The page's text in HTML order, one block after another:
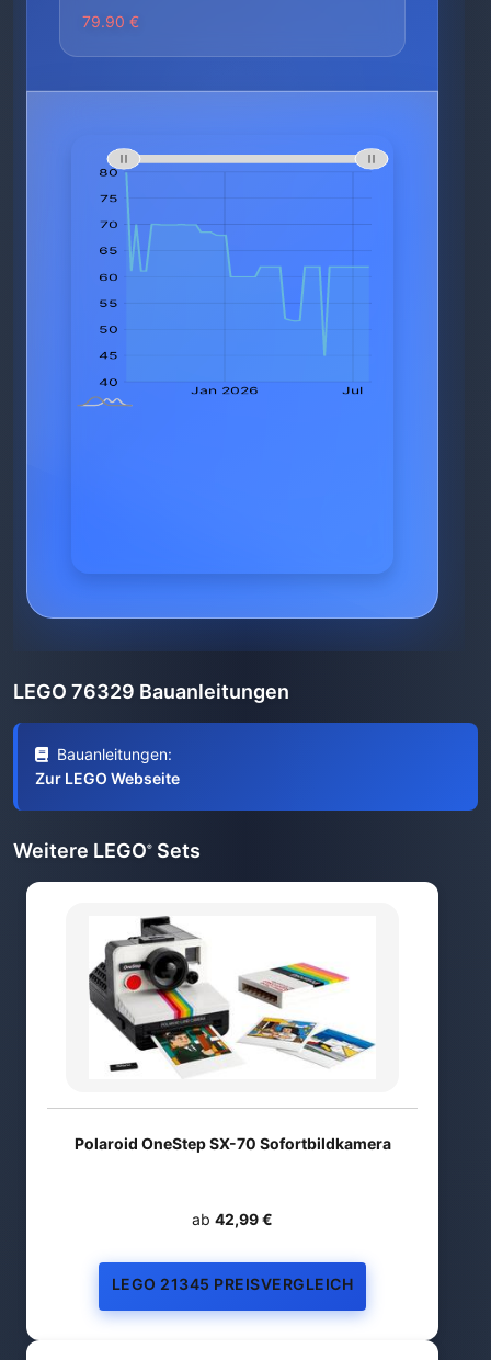
79.90 €
LEGO 76329 Bauanleitungen
Bauanleitungen:
Zur LEGO Webseite
Weitere LEGO® Sets
Polaroid OneStep SX-70 Sofortbildkamera
ab 42,99 €
LEGO 21345 PREISVERGLEICH